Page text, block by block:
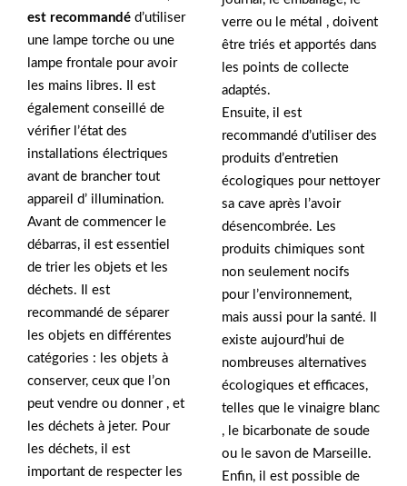
est recommandé d’utiliser
une lampe torche ou une
lampe frontale pour avoir
les mains libres. Il est
également conseillé de
vérifier l’état des
installations électriques
avant de brancher tout
appareil d’ illumination.
Avant de commencer le
débarras, il est essentiel
de trier les objets et les
déchets. Il est
recommandé de séparer
les objets en différentes
catégories : les objets à
conserver, ceux que l’on
peut vendre ou donner , et
les déchets à jeter. Pour
les déchets, il est
important de respecter les
verre ou le métal , doivent
être triés et apportés dans
les points de collecte
adaptés.
Ensuite, il est
recommandé d’utiliser des
produits d’entretien
écologiques pour nettoyer
sa cave après l’avoir
désencombrée. Les
produits chimiques sont
non seulement nocifs
pour l’environnement,
mais aussi pour la santé. Il
existe aujourd’hui de
nombreuses alternatives
écologiques et efficaces,
telles que le vinaigre blanc
, le bicarbonate de soude
ou le savon de Marseille.
Enfin, il est possible de